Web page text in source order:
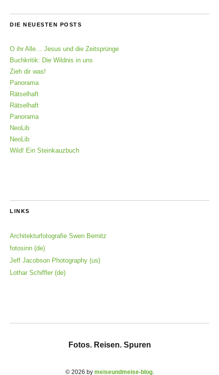
DIE NEUESTEN POSTS
O ihr Alle… Jesus und die Zeitsprünge
Buchkritik: Die Wildnis in uns
Zieh dir was!
Panorama
Rätselhaft
Rätselhaft
Panorama
NeoLib
NeoLib
Wild! Ein Steinkauzbuch
LINKS
Architekturfotografie Swen Bernitz
fotosinn (de)
Jeff Jacobson Photography (us)
Lothar Schiffler (de)
Fotos. Reisen. Spuren
© 2026 by meiseundmeise-blog